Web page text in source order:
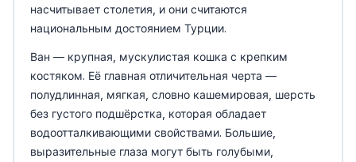
насчитывает столетия, и они считаются
национальным достоянием Турции.
Ван — крупная, мускулистая кошка с крепким
костяком. Её главная отличительная черта —
полудлинная, мягкая, словно кашемировая, шерсть
без густого подшёрстка, которая обладает
водоотталкивающими свойствами. Большие,
выразительные глаза могут быть голубыми,